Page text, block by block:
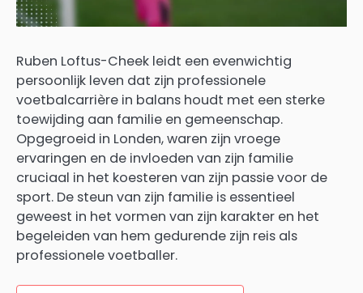
Ruben Loftus-Cheek leidt een evenwichtig
persoonlijk leven dat zijn professionele
voetbalcarrière in balans houdt met een sterke
toewijding aan familie en gemeenschap.
Opgegroeid in Londen, waren zijn vroege
ervaringen en de invloeden van zijn familie
cruciaal in het koesteren van zijn passie voor de
sport. De steun van zijn familie is essentieel
geweest in het vormen van zijn karakter en het
begeleiden van hem gedurende zijn reis als
professionele voetballer.